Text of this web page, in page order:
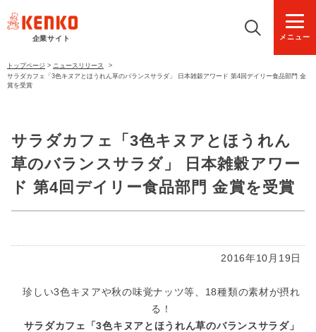
企業サイト メニュー
トップページ > ニュースリリース
>
サラダカフェ「3色キヌアとほうれん草のバランスサラダ」 日本雑穀アワード 第4回デイリー食品部門 金
賞を受賞
サラダカフェ「3色キヌアとほうれん
草のバランスサラダ」 日本雑穀アワー
ド 第4回デイリー食品部門 金賞を受賞
2016年10月19日
珍しい3色キヌアや秋の味覚ナッツ等、18種類の素材が摂れ
る！
サラダカフェ「3色キヌアとほうれん草のバランスサラダ」